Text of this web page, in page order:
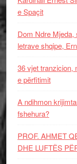
e Spaçit
Dom Ndre
letrave shqipe,
36 vjet tranzicion,
e përfitimit
A ndihmon
fshehura?
PROF. AHMET
DHE LUFTЁS